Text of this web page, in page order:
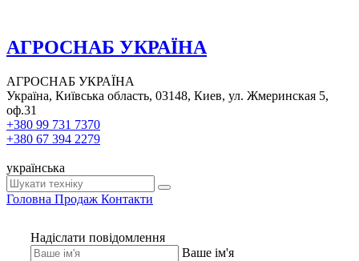
АГРОСНАБ УКРАЇНА
АГРОСНАБ УКРАЇНА
Україна, Київська область, 03148, Киев, ул. Жмеринская 5,
оф.31
+380 99 731 7370
+380 67 394 2279
українська
Головна Продаж Контакти
Надіслати повідомлення
Ваше ім'я